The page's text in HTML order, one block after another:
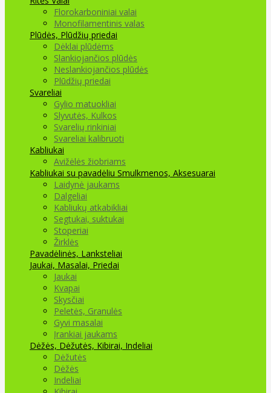
Florokarboniniai valai
Monofilamentinis valas
Plūdės, Plūdžių priedai
Dėklai plūdėms
Slankiojančios plūdės
Neslankiojančios plūdės
Plūdžių priedai
Svareliai
Gylio matuokliai
Slyvutės, Kulkos
Svarelių rinkiniai
Svareliai kalibruoti
Kabliukai
Avižėlės žiobriams
Kabliukai su pavadėliu Smulkmenos, Aksesuarai
Laidynė jaukams
Dalgeliai
Kabliukų atkabikliai
Segtukai, suktukai
Stoperiai
Žirklės
Pavadėlinės, Lanksteliai
Jaukai, Masalai, Priedai
Jaukai
Kvapai
Skysčiai
Peletės, Granulės
Gyvi masalai
Įrankiai jaukams
Dėžės, Dėžutės, Kibirai, Indeliai
Dėžutės
Dėžės
Indeliai